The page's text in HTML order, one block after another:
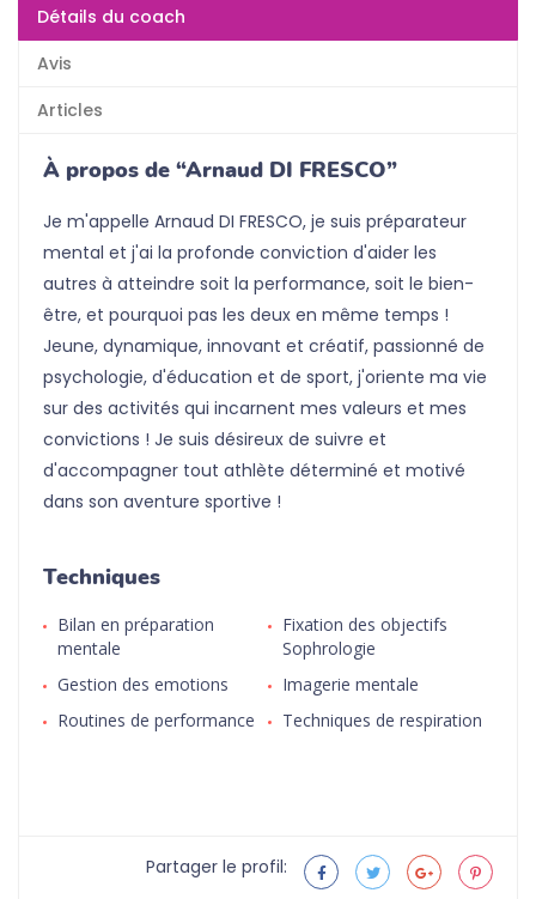
Détails du coach
Avis
Articles
À propos de “Arnaud DI FRESCO”
Je m'appelle Arnaud DI FRESCO, je suis préparateur
mental et j'ai la profonde conviction d'aider les
autres à atteindre soit la performance, soit le bien-
être, et pourquoi pas les deux en même temps !
Jeune, dynamique, innovant et créatif, passionné de
psychologie, d'éducation et de sport, j'oriente ma vie
sur des activités qui incarnent mes valeurs et mes
convictions ! Je suis désireux de suivre et
d'accompagner tout athlète déterminé et motivé
dans son aventure sportive !
Techniques
Bilan en préparation
mentale
Fixation des objectifs
Sophrologie
Gestion des emotions
Imagerie mentale
Routines de performance
Techniques de respiration
Partager le profil: